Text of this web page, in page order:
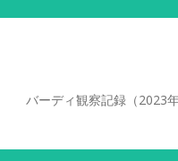
バーディ観察記録（2023年